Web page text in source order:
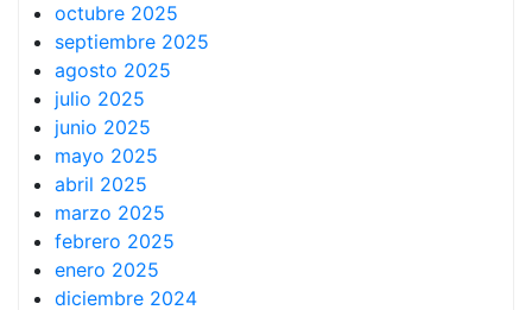
octubre 2025
septiembre 2025
agosto 2025
julio 2025
junio 2025
mayo 2025
abril 2025
marzo 2025
febrero 2025
enero 2025
diciembre 2024